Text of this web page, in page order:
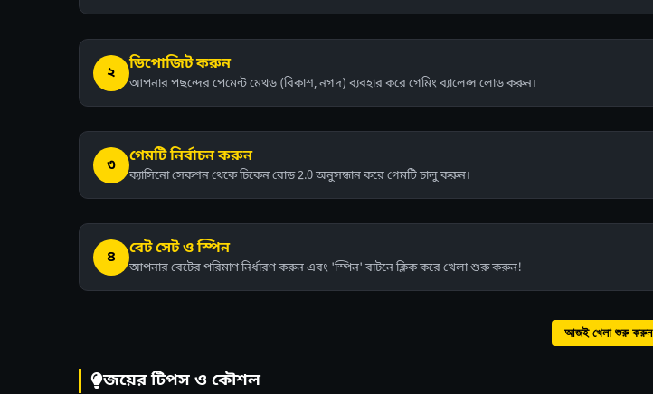
২ ডিপোজিট করুন
আপনার পছন্দের পেমেন্ট মেথড (বিকাশ, নগদ) ব্যবহার করে গেমিং ব্যালেন্স লোড করুন।
৩ গেমটি নির্বাচন করুন
ক্যাসিনো সেকশন থেকে চিকেন রোড 2.0 অনুসন্ধান করে গেমটি চালু করুন।
৪ বেট সেট ও স্পিন
আপনার বেটের পরিমাণ নির্ধারণ করুন এবং 'স্পিন' বাটনে ক্লিক করে খেলা শুরু করুন!
আজই খেলা শুরু করুন
জয়ের টিপস ও কৌশল